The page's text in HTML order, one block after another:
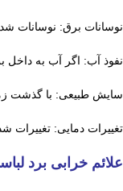
نوسانات برق: نوسانات
نفوذ آب: اگر آب به داخل
سایش طبیعی: با گذشت
تغییرات دمایی: تغییرات
علائم خرابی برد